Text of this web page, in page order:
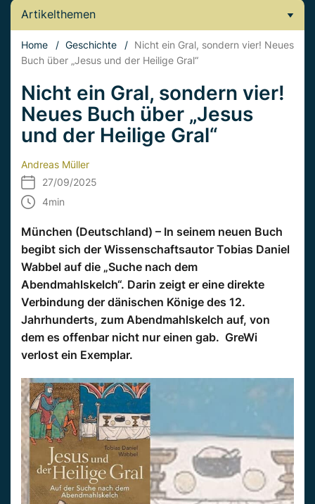
Artikelthemen
Home / Geschichte / Nicht ein Gral, sondern vier! Neues
Buch über „Jesus und der Heilige Gral“
Nicht ein Gral, sondern vier!
Neues Buch über „Jesus
und der Heilige Gral“
Andreas Müller
27/09/2025
4min
München (Deutschland) – In seinem neuen Buch
begibt sich der Wissenschaftsautor Tobias Daniel
Wabbel auf die „Suche nach dem
Abendmahlskelch“. Darin zeigt er eine direkte
Verbindung der dänischen Könige des 12.
Jahrhunderts, zum Abendmahlskelch auf, von
dem es offenbar nicht nur einen gab. GreWi
verlost ein Exemplar.